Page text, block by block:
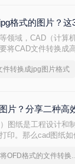
格式的图片？
领域，CAD（计算
将CAD文件转换成
格式图片的方法。
件转换成jpg图片格式
片？分享二种高
图纸是工程设计和
印。那么cad图纸
如何将